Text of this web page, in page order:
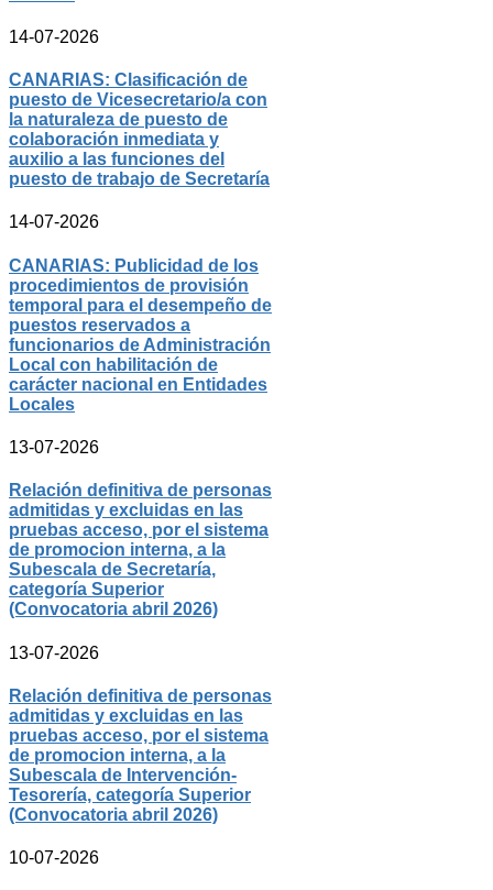
14-07-2026
CANARIAS: Clasificación de
puesto de Vicesecretario/a con
la naturaleza de puesto de
colaboración inmediata y
auxilio a las funciones del
puesto de trabajo de Secretaría
14-07-2026
CANARIAS: Publicidad de los
procedimientos de provisión
temporal para el desempeño de
puestos reservados a
funcionarios de Administración
Local con habilitación de
carácter nacional en Entidades
Locales
13-07-2026
Relación definitiva de personas
admitidas y excluidas en las
pruebas acceso, por el sistema
de promocion interna, a la
Subescala de Secretaría,
categoría Superior
(Convocatoria abril 2026)
13-07-2026
Relación definitiva de personas
admitidas y excluidas en las
pruebas acceso, por el sistema
de promocion interna, a la
Subescala de Intervención-
Tesorería, categoría Superior
(Convocatoria abril 2026)
10-07-2026